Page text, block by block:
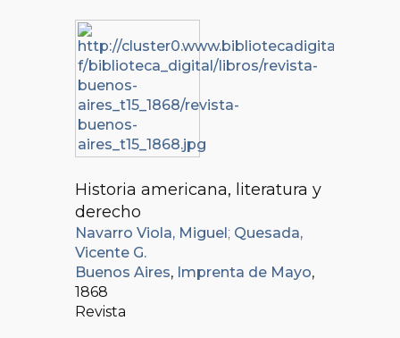
Historia americana, literatura y
derecho
Navarro Viola, Miguel ; Quesada,
Vicente G.
Buenos Aires, Imprenta de Mayo,
1868
Revista